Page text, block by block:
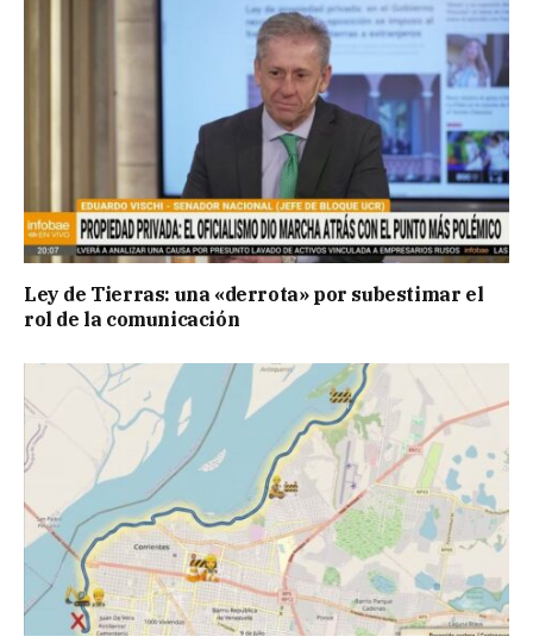
Ley de Tierras: una «derrota» por subestimar el
rol de la comunicación